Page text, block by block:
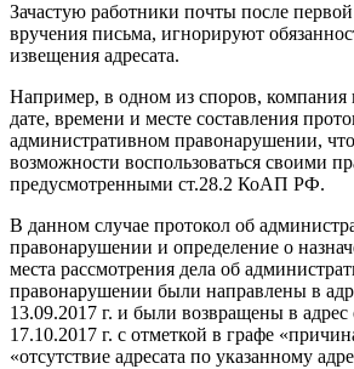
Зачастую работники почты после
вручения письма, игнорируют
извещения адресата.
Например, в одном из споров, компания
дате, времени и месте составления
административном правонарушении,
возможности воспользоваться своими
предусмотренными ст.28.2 КоАП РФ.
В данном случае протокол об
правонарушении и определение о
места рассмотрения дела об
правонарушении были направлены в
13.09.2017 г. и были возвращены в адрес
17.10.2017 г. с отметкой в графе
«отсутствие адресата по указанному